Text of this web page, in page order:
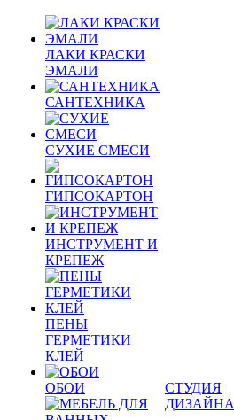
ЛАКИ КРАСКИ
ЭМАЛИ
САНТЕХНИКА
СУХИЕ СМЕСИ
ГИПСОКАРТОН
ИНСТРУМЕНТ И
КРЕПЕЖ
ПЕНЫ
ГЕРМЕТИКИ
КЛЕЙ
ОБОИ
СТУДИЯ
ДИЗАЙНА